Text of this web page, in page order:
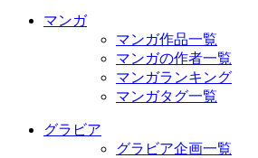
マンガ
マンガ作品一覧
マンガの作者一覧
マンガランキング
マンガタグ一覧
グラビア
グラビア企画一覧